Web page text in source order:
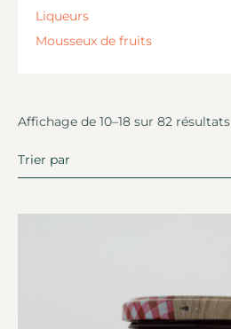
Liqueurs
Mousseux de fruits
Affichage de 10–18 sur 82 résultats